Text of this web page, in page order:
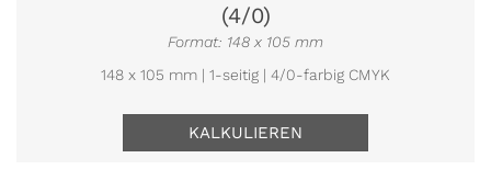
(4/0)
Format: 148 x 105 mm
148 x 105 mm | 1-seitig | 4/0-farbig CMYK
KALKULIEREN